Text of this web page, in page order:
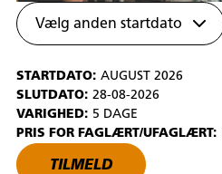
Vælg anden startdato
STARTDATO: AUGUST 2026
SLUTDATO: 28-08-2026
VARIGHED: 5 DAGE
PRIS FOR FAGLÆRT/UFAGLÆRT:
TILMELD